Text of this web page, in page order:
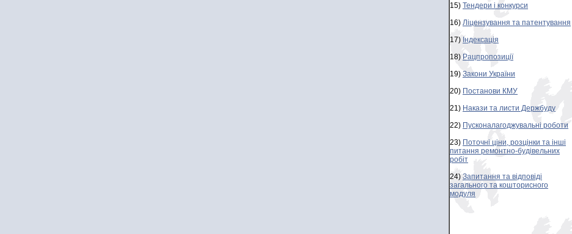
15) Тендери і конкурси
16) Ліцензування та патентування
17) Індексація
18) Рацпропозиції
19) Закони України
20) Постанови КМУ
21) Накази та листи Держбуду
22) Пусконалагоджувальні роботи
23) Поточні ціни, розцінки та інші
питання ремонтно-будівельних
робіт
24) Запитання та відповіді
загального та кошторисного
модуля